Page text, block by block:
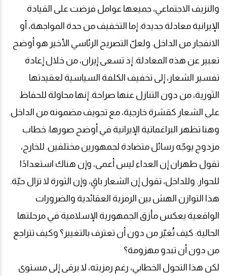
والنزيف الاجتماعي، جميعها عوامل فرضت على القيادة
الإيرانية معادلة جديدة: إما التخفيف من حدة المواجهة، أو
الانفجار من الداخل. ولعلّ التصريح الرئاسي الأخير هو أوضح
تعبير عن هذه المعادلة. إذ تسعى إيران، من خلال إعادة
تفسير الشعار، إلى تخفيف الكلفة السياسية لعقيدتها
الثورية، من دون التنازل عنها صراحة. إنها محاولة للحفاظ
على الشعار كقشرة خارجية، مع تجويف مضمونه من الداخل.
وهنا تظهر البراغماتية الإيرانية في أوضح صورها: خطاب
مزدوج يوجّه رسائل متضادة لجمهورين مختلفين. للخارج،
تقول طهران إن العداء ليس أعمى، وإن هناك استعدادًا
للحوار. وللداخل، تقول إن الشعار باقٍ، وإن الثورة لا تزال حيّة.
هذا التوازن الهش بين الرمزية العقائدية والضرورات
الواقعية يعكس مأزق الجمهورية الإسلامية في مرحلتها
الحالية: كيف تُغيّر من دون أن تعترف بالتغيير؟ وكيف تتراجع
من دون أن تبدو مهزومة؟
لكن هذا التحول الخطابي، رغم رمزيته، لا يرقى إلى مستوى